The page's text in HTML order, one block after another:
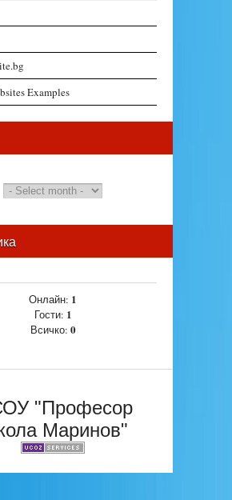
Examples
Онлайн: 1
Гости: 1
Всичко: 0
"Професор
Маринов"